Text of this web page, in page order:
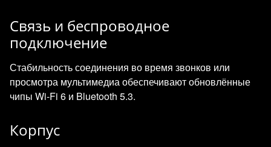
Связь и беспроводное
подключение
Стабильность соединения во время звонков или
просмотра мультимедиа обеспечивают обновлённые
чипы Wi‑Fi 6 и Bluetooth 5.3.
Корпус